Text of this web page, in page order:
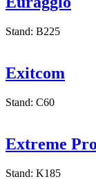
Euragglo
Exitcom
Extreme